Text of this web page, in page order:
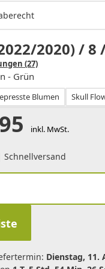
2020) /
(27)
- Grün
Blumen Skull
inkl. MwSt.
Schnellversand
Dienstag, 11.